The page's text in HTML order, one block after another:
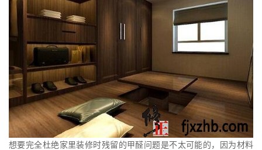
想要完全杜绝家里装修时残留的甲醛问题是不太可能的，因为材料